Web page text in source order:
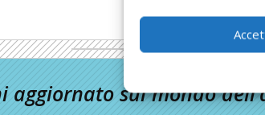
aggiornato sul mondo